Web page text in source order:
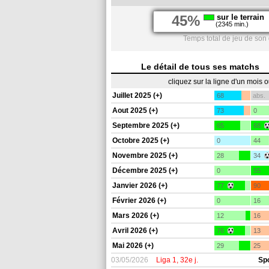
45% sur le terrain
(2345 min.)
Temps total de jeu de
Le détail de tous ses matchs
cliquez sur la ligne d'un mois
Juillet 2025 (+)
68 abs.
Aout 2025 (+) 73 0
Septembre 2025 (+) 65 68
Octobre 2025 (+) 0 44
Novembre 2025 (+) 28 34
Décembre 2025 (+) 0 55
Janvier 2026 (+) 77 90
Février 2026 (+) 0 16
Mars 2026 (+) 12 16
Avril 2026 (+) 76 13
Mai 2026 (+) 29 25
03/05/2026 Liga 1, 32e j.